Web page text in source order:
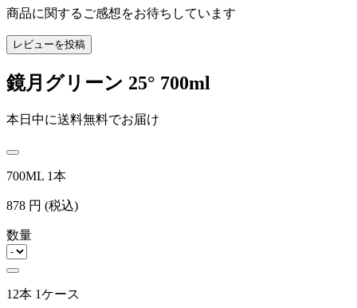
商品に関するご感想をお待ちしています
レビューを投稿
鏡月グリーン 25° 700ml
本日中に送料無料でお届け
700ML 1本
878 円 (税込)
数量
12本 1ケース